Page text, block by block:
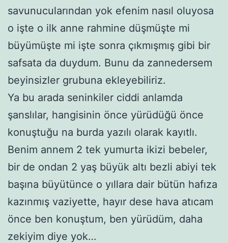
savunucularından yok efenim nasıl oluyosa
o işte o ilk anne rahmine düşmüşte mi
büyümüşte mi işte sonra çıkmışmış gibi bir
safsata da duydum. Bunu da zannedersem
beyinsizler grubuna ekleyebiliriz.
Ya bu arada seninkiler ciddi anlamda
şanslılar, hangisinin önce yürüdüğü önce
konuştuğu na burda yazılı olarak kayıtlı.
Benim annem 2 tek yumurta ikizi bebeler,
bir de ondan 2 yaş büyük altı bezli abiyi tek
başına büyütünce o yıllara dair bütün hafıza
kazınmış vaziyette, hayır dese hava atıcam
önce ben konuştum, ben yürüdüm, daha
zekiyim diye yok…